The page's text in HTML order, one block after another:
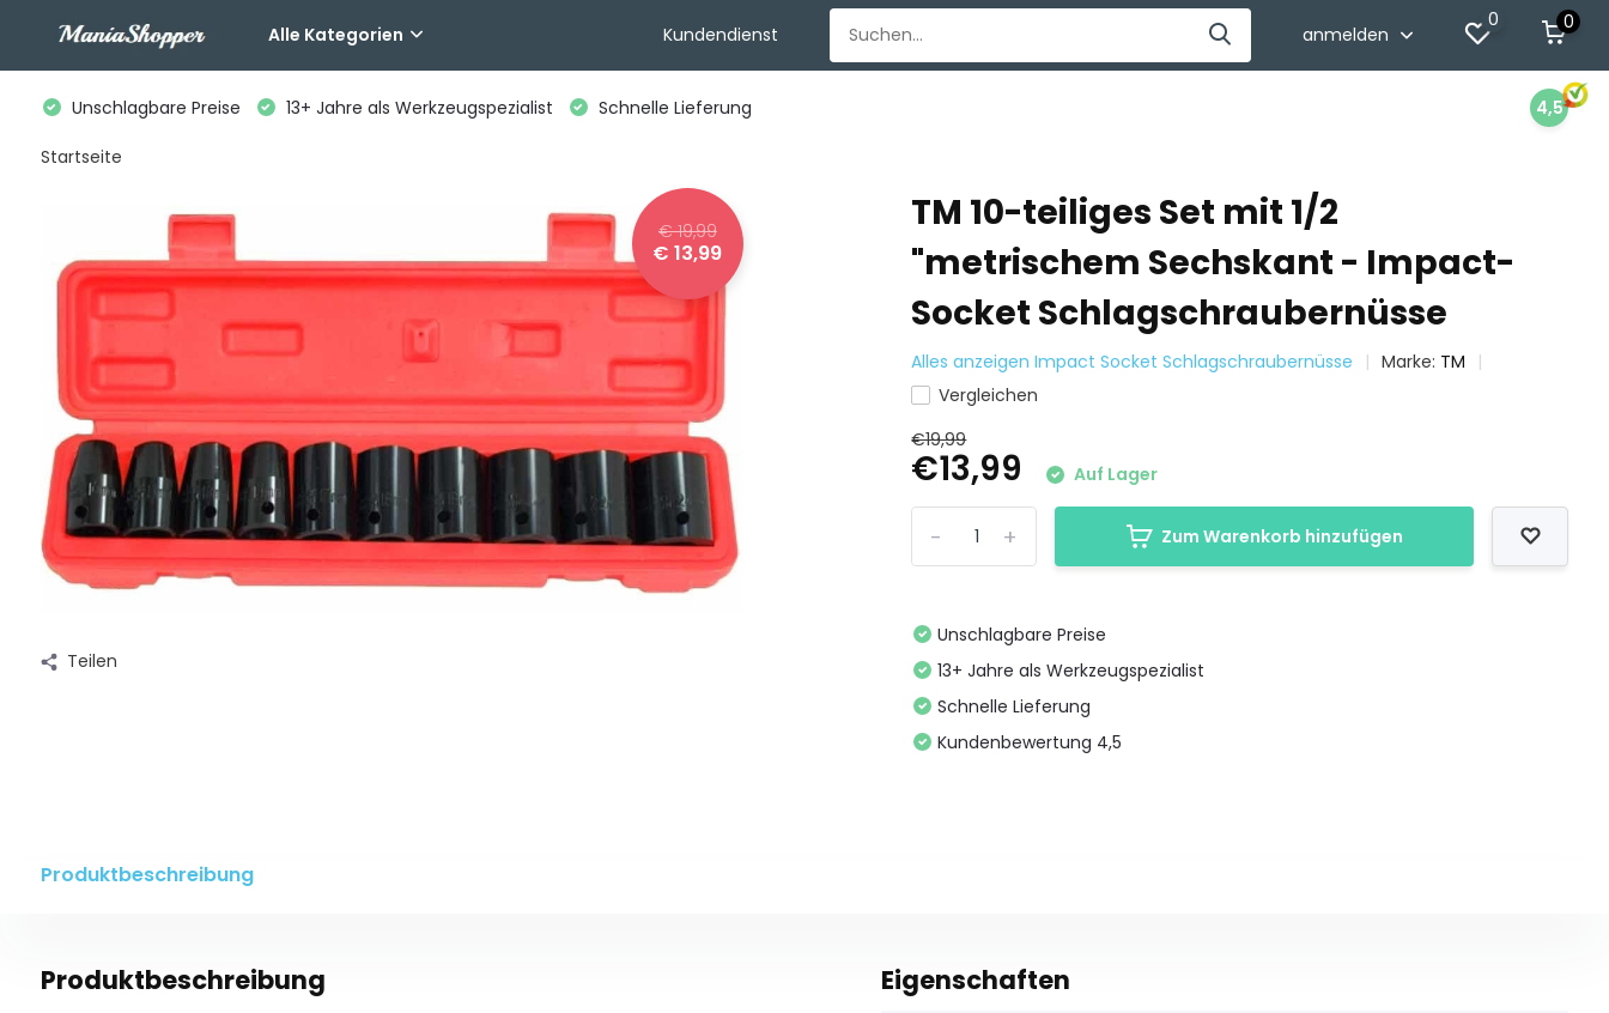
Alle Kategorien Kundendienst anmelden
0 0
Unschlagbare Preise 13+ Jahre als Werkzeugspezialist Schnelle Lieferung 4,5
Startseite
€ 19,99
€ 13,99
Teilen
TM 10-teiliges Set mit 1/2
"metrischem Sechskant - Impact-
Socket Schlagschraubernüsse
Alles anzeigen Impact Socket Schlagschraubernüsse Marke: TM
Vergleichen
€19,99
€13,99 Auf Lager
+
- Zum Warenkorb hinzufügen
Unschlagbare Preise
13+ Jahre als Werkzeugspezialist
Schnelle Lieferung
Kundenbewertung 4,5
Produktbeschreibung
Produktbeschreibung Eigenschaften